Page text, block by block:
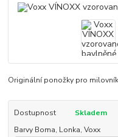
Originální ponožky pro
Dostupnost
Skladem
Barvy Boma, Lonka, Voxx